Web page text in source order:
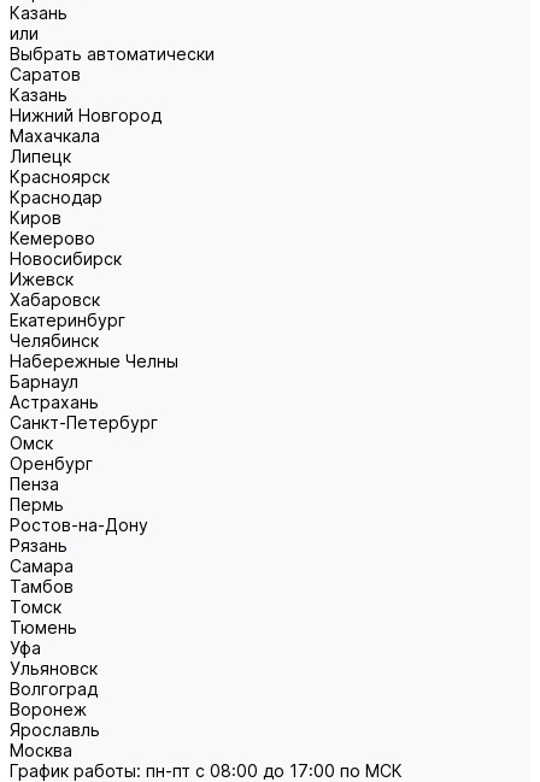
Казань
или
Выбрать автоматически
Саратов
Казань
Нижний Новгород
Махачкала
Липецк
Красноярск
Краснодар
Киров
Кемерово
Новосибирск
Ижевск
Хабаровск
Екатеринбург
Челябинск
Набережные Челны
Барнаул
Астрахань
Санкт-Петербург
Омск
Оренбург
Пенза
Пермь
Ростов-на-Дону
Рязань
Самара
Тамбов
Томск
Тюмень
Уфа
Ульяновск
Волгоград
Воронеж
Ярославль
Москва
График работы: пн-пт с 08:00 до 17:00 по МСК